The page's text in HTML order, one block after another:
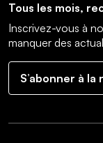
Tous les mois,
Inscrivez-vous à
manquer des
S’abonner à